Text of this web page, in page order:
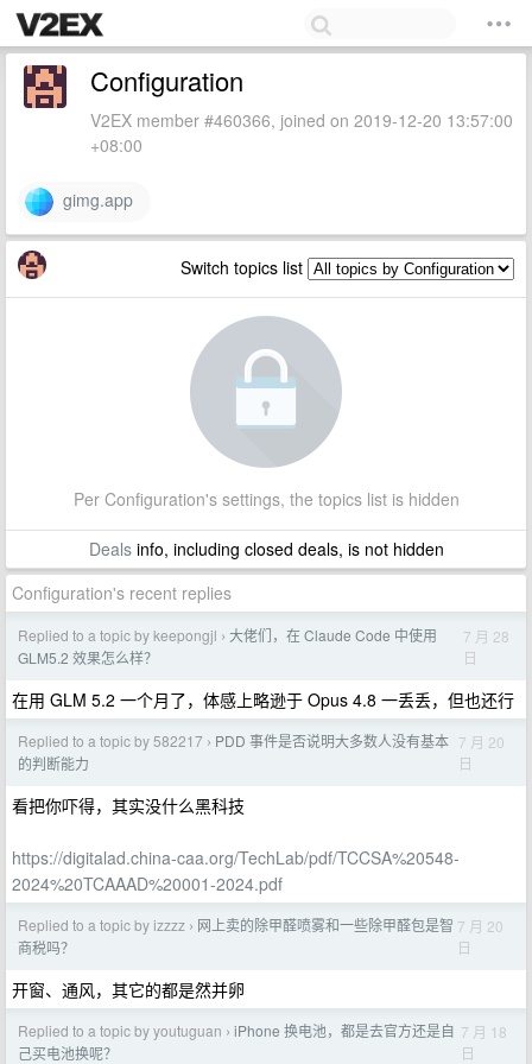
Configuration
V2EX member #460366, joined on 2019-12-20 13:57:00
+08:00
gimg.app
Switch topics list
Per Configuration's settings, the topics list is hidden
Dealsinfo, including closed deals, is not hidden
Configuration's recent replies
Replied to a topic by keepongjl › 大佬们，在 Claude Code 中使用
GLM5.2 效果怎么样？
7 月 28
日
在用 GLM 5.2 一个月了，体感上略逊于 Opus 4.8 一丢丢，但也还行
Replied to a topic by 582217 › PDD 事件是否说明大多数人没有基本
的判断能力
7 月 20
日
看把你吓得，其实没什么黑科技
https://digitalad.china-caa.org/TechLab/pdf/TCCSA%20548-
2024%20TCAAAD%20001-2024.pdf
Replied to a topic by izzzz › 网上卖的除甲醛喷雾和一些除甲醛包是智
商税吗？
7 月 20
日
开窗、通风，其它的都是然并卵
Replied to a topic by youtuguan › iPhone 换电池，都是去官方还是自
己买电池换呢？
7 月 18
日